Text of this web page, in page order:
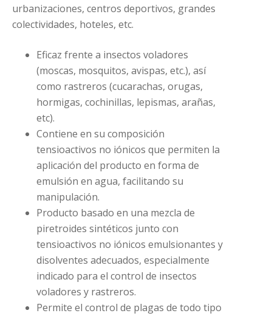
urbanizaciones, centros deportivos, grandes
colectividades, hoteles, etc.
Eficaz frente a insectos voladores
(moscas, mosquitos, avispas, etc.), así
como rastreros (cucarachas, orugas,
hormigas, cochinillas, lepismas, arañas,
etc).
Contiene en su composición
tensioactivos no iónicos que permiten la
aplicación del producto en forma de
emulsión en agua, facilitando su
manipulación.
Producto basado en una mezcla de
piretroides sintéticos junto con
tensioactivos no iónicos emulsionantes y
disolventes adecuados, especialmente
indicado para el control de insectos
voladores y rastreros.
Permite el control de plagas de todo tipo